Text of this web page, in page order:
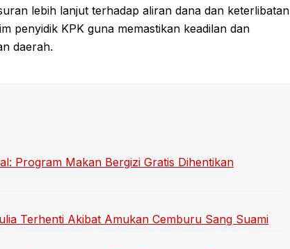
lebih lanjut terhadap aliran dana dan keterlibatan
penyidik KPK guna memastikan keadilan dan
daerah.
Program Makan Bergizi Gratis Dihentikan
Terhenti Akibat Amukan Cemburu Sang Suami